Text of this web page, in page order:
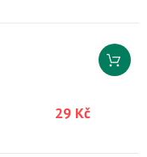
29 Kč